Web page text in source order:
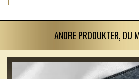
ANDRE PRODUKTER, DU